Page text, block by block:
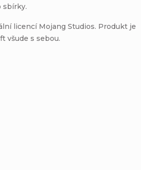
sbírky.
licencí Mojang Studios. Produkt je
všude s sebou.